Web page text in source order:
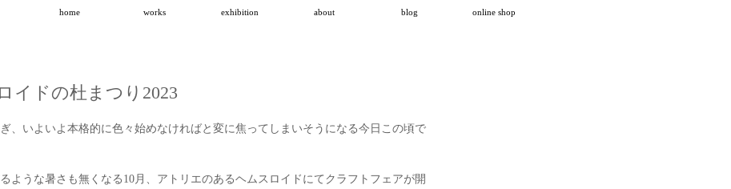
home works exhibition about blog online shop
＜
イドの杜まつり2023
、いよいよ本格的に色々始めなければと変に焦ってしまいそうになる今日この頃で
ような暑さも無くなる10月、アトリエのあるヘムスロイドにてクラフトフェアが開